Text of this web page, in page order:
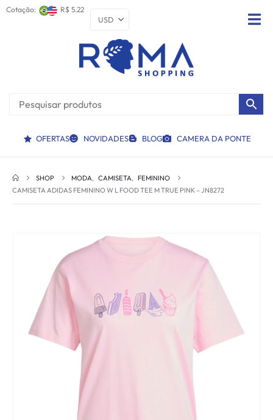
Cotação: R$ 5.22
OFERTAS NOVIDADES BLOG CAMERA DA PONTE
SHOP MODA, CAMISETA, FEMININO
CAMISETA ADIDAS FEMININO W L FOOD TEE M TRUE PINK – JN8272